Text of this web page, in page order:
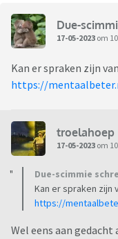
Due-
17-05-2023 om
Kan er spraken zijn
https://
troelahoep
17-05-2023 om
Due-scimmie
Kan er spraken zijn
https://
Wel eens aan gedacht